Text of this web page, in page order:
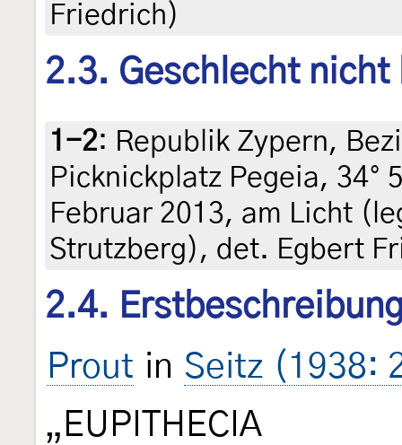
Friedrich)
2.3. Geschlecht nicht
1-2: Republik Zypern,
Picknickplatz Pegeia, 34°
Februar 2013, am Licht
Strutzberg), det. Egbert
2.4.
Prout in Seitz (1938:
„EUPITHECIA